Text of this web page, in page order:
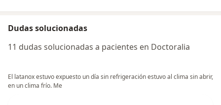
Dudas solucionadas
11 dudas solucionadas a pacientes en Doctoralia
El latanox estuvo expuesto un día sin refrigeración estuvo al clima sin abrir,
en un clima frío. Me